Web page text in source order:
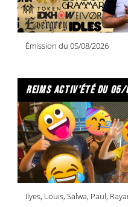
Émission du 05/08/2026
reims activ'été du 05/
Ilyes, Louis, Salwa, Paul,